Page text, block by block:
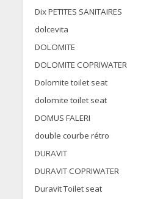
Dix PETITES SANITAIRES
dolcevita
DOLOMITE
DOLOMITE COPRIWATER
Dolomite toilet seat
dolomite toilet seat
DOMUS FALERI
double courbe rétro
DURAVIT
DURAVIT COPRIWATER
Duravit Toilet seat